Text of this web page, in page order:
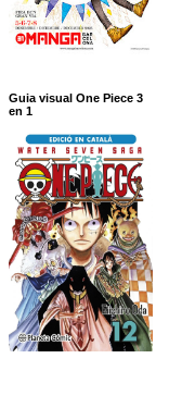
Guia visual One Piece 3
en 1